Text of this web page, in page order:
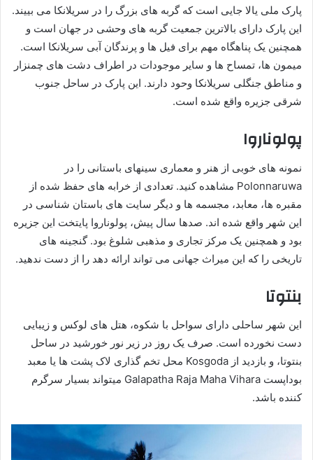
پارک ملی یالا جایی است که گربه های بزرگ را در سریلانکا می بییند.
این پارک دارای بالاترین جمعیت گربه های وحشی در جهان است و
همچنین یک پناهگاه مهم برای فیل ها و پرندگان آبی سریلانکا است.
میمون ها، تمساح ها و سایر موجودات در اطراف دشت های چمنزار
و مناطق جنگلی سریلانکا وحود دارند. این پارک در ساحل جنوب
شرقی جزیره واقع شده است.
پولوناروا
نمونه های خوبی از هنر و معماری سینهای باستانی را در
Polonnaruwa مشاهده کنید. تعدادی از خرابه های حفظ شده از
مقبره ها، معابد، مجسمه ها و دیگر سایت های باستان شناسی در
این شهر واقع شده اند. صدها سال پیش، پولوناروا پایتخت این جزیره
بود و همچنین یک مرکز تجاری و مذهبی شلوغ بود. گنجینه های
تاریخی را که این میراث جهانی می تواند ارائه دهد را از دست ندهید.
بنتوتا
این شهر ساحلی دارای سواحل با شکوه، هتل های لوکس و زیبایی
دست نخورده است. صرف یک روز در زیر نور خورشید در ساحل
بنتوتا، و بازدید از Kosgoda محل تخم گذاری لاک پشت ها یا معبد
بوداپست Galapatha Raja Maha Vihara میتواند بسیار سرگرم
کننده باشد.